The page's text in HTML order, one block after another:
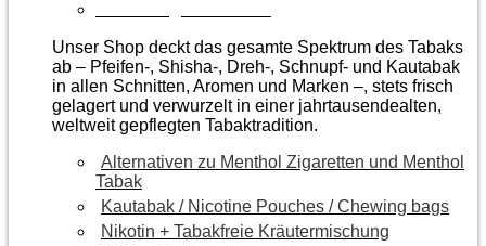
Unser Shop deckt das gesamte Spektrum des Tabaks
ab – Pfeifen-, Shisha-, Dreh-, Schnupf- und Kautabak
in allen Schnitten, Aromen und Marken –, stets frisch
gelagert und verwurzelt in einer jahrtausendealten,
weltweit gepflegten Tabaktradition.
Alternativen zu Menthol Zigaretten und Menthol
Tabak
Kautabak / Nicotine Pouches / Chewing bags
Nikotin + Tabakfreie Kräutermischung